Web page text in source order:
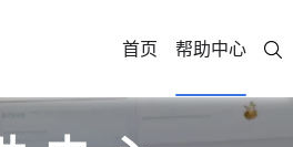
首页 帮助中心